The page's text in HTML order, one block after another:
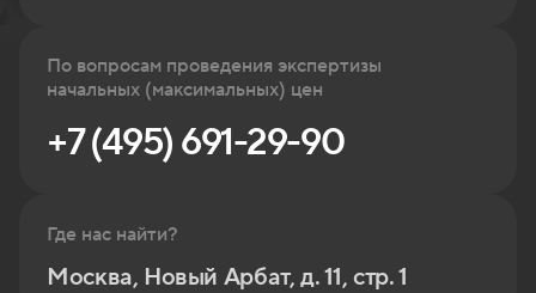
По вопросам проведения экспертизы
начальных (максимальных) цен
+7 (495) 691-29-90
Где нас найти?
Москва, Новый Арбат, д. 11, стр. 1